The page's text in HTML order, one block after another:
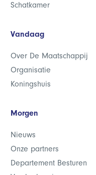
Schatkamer
Vandaag
Over De Maatschappij
Organisatie
Koningshuis
Morgen
Nieuws
Onze partners
Departement Besturen